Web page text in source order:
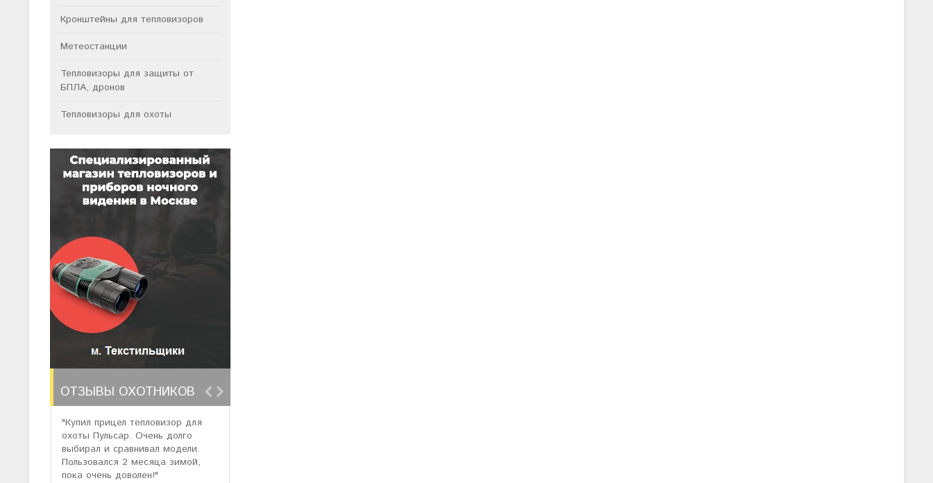
Кронштейны для тепловизоров
Метеостанции
Тепловизоры для защиты от
БПЛА, дронов
Тепловизоры для охоты
ОТЗЫВЫ ОХОТНИКОВ
"Купил прицел тепловизор для
охоты Пульсар. Очень долго
выбирал и сравнивал модели.
Пользовался 2 месяца зимой,
пока очень доволен!"